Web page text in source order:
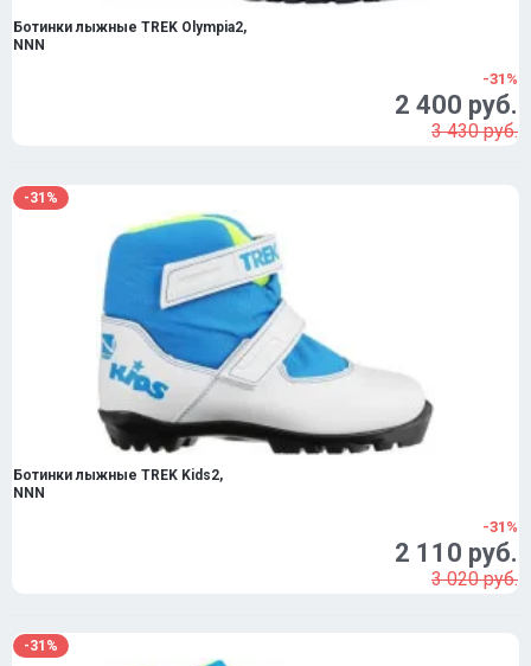
Ботинки лыжные TREK Olympia2,
NNN
-31%
2 400 руб.
3 430 руб.
-31%
Ботинки лыжные TREK Kids2,
NNN
-31%
2 110 руб.
3 020 руб.
-31%